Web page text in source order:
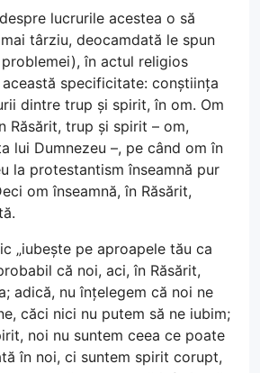
lucrurile acestea o să
târziu, deocamdată le spun
în actul religios
specificitate: conștiința
dintre trup și spirit, în om. Om
Răsărit, trup și spirit – om,
lui Dumnezeu –, pe când om în
la protestantism înseamnă pur
om înseamnă, în Răsărit,
„iubește pe aproapele tău ca
că noi, aci, în Răsărit,
adică, nu înțelegem că noi ne
căci nici nu putem să ne iubim;
noi nu suntem ceea ce poate
în noi, ci suntem spirit corupt,